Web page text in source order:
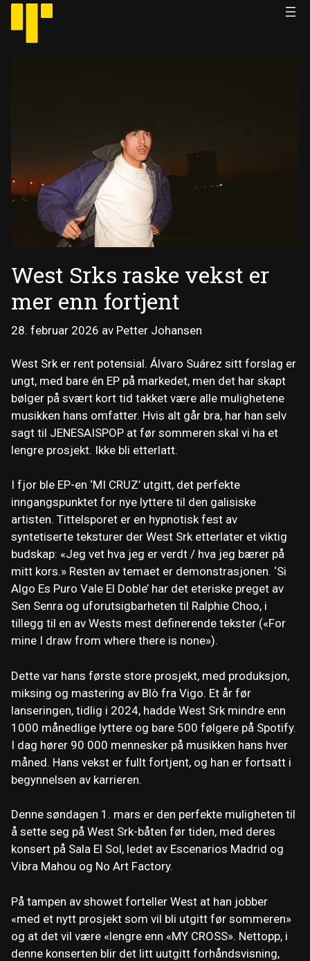
Hopp
innhold
West Srks raske vekst er
mer enn fortjent
28. februar 2026 av Petter Johansen
West Srk er rent potensial. Álvaro Suárez sitt forslag er
ungt, med bare én EP på markedet, men det har skapt
bølger på svært kort tid takket være alle mulighetene
musikken hans omfatter. Hvis alt går bra, har han selv
sagt til JENESAISPOP at før sommeren skal vi ha et
lengre prosjekt. Ikke bli etterlatt.
I fjor ble EP-en ‘MI CRUZ’ utgitt, det perfekte
inngangspunktet for nye lyttere til den galisiske
artisten. Tittelsporet er en hypnotisk fest av
syntetiserte teksturer der West Srk etterlater et viktig
budskap: «Jeg vet hva jeg er verdt / hva jeg bærer på
mitt kors.» Resten av temaet er demonstrasjonen. ‘Si
Algo Es Puro Vale El Doble’ har det eteriske preget av
Sen Senra og uforutsigbarheten til Ralphie Choo, i
tillegg til en av Wests mest definerende tekster («For
mine I draw from where there is none»).
Dette var hans første store prosjekt, med produksjon,
miksing og mastering av Blò fra Vigo. Et år før
lanseringen, tidlig i 2024, hadde West Srk mindre enn
1000 månedlige lyttere og bare 500 følgere på Spotify.
I dag hører 90 000 mennesker på musikken hans hver
måned. Hans vekst er fullt fortjent, og han er fortsatt i
begynnelsen av karrieren.
Denne søndagen 1. mars er den perfekte muligheten til
å sette seg på West Srk-båten før tiden, med deres
konsert på Sala El Sol, ledet av Escenarios Madrid og
Vibra Mahou og No Art Factory.
På tampen av showet forteller West at han jobber
«med et nytt prosjekt som vil bli utgitt før sommeren»
og at det vil være «lengre enn «MY CROSS». Nettopp, i
denne konserten blir det litt uutgitt forhåndsvisning,